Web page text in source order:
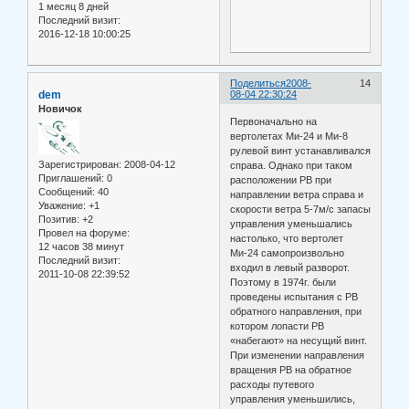
1 месяц 8 дней
Последний визит:
2016-12-18 10:00:25
Поделиться 14
2008-
08-04 22:30:24
dem
Новичок
Зарегистрирован: 2008-04-12
Приглашений: 0
Сообщений: 40
Уважение: +1
Позитив: +2
Провел на форуме:
12 часов 38 минут
Последний визит:
2011-10-08 22:39:52
Первоначально на
вертолетах Ми-24 и Ми-8
рулевой винт устанавливался
справа. Однако при таком
расположении РВ при
направлении ветра справа и
скорости ветра 5-7м/с запасы
управления уменьшались
настолько, что вертолет
Ми-24 самопроизвольно
входил в левый разворот.
Поэтому в 1974г. были
проведены испытания с РВ
обратного направления, при
котором лопасти РВ
«набегают» на несущий винт.
При изменении направления
вращения РВ на обратное
расходы путевого
управления уменьшились,